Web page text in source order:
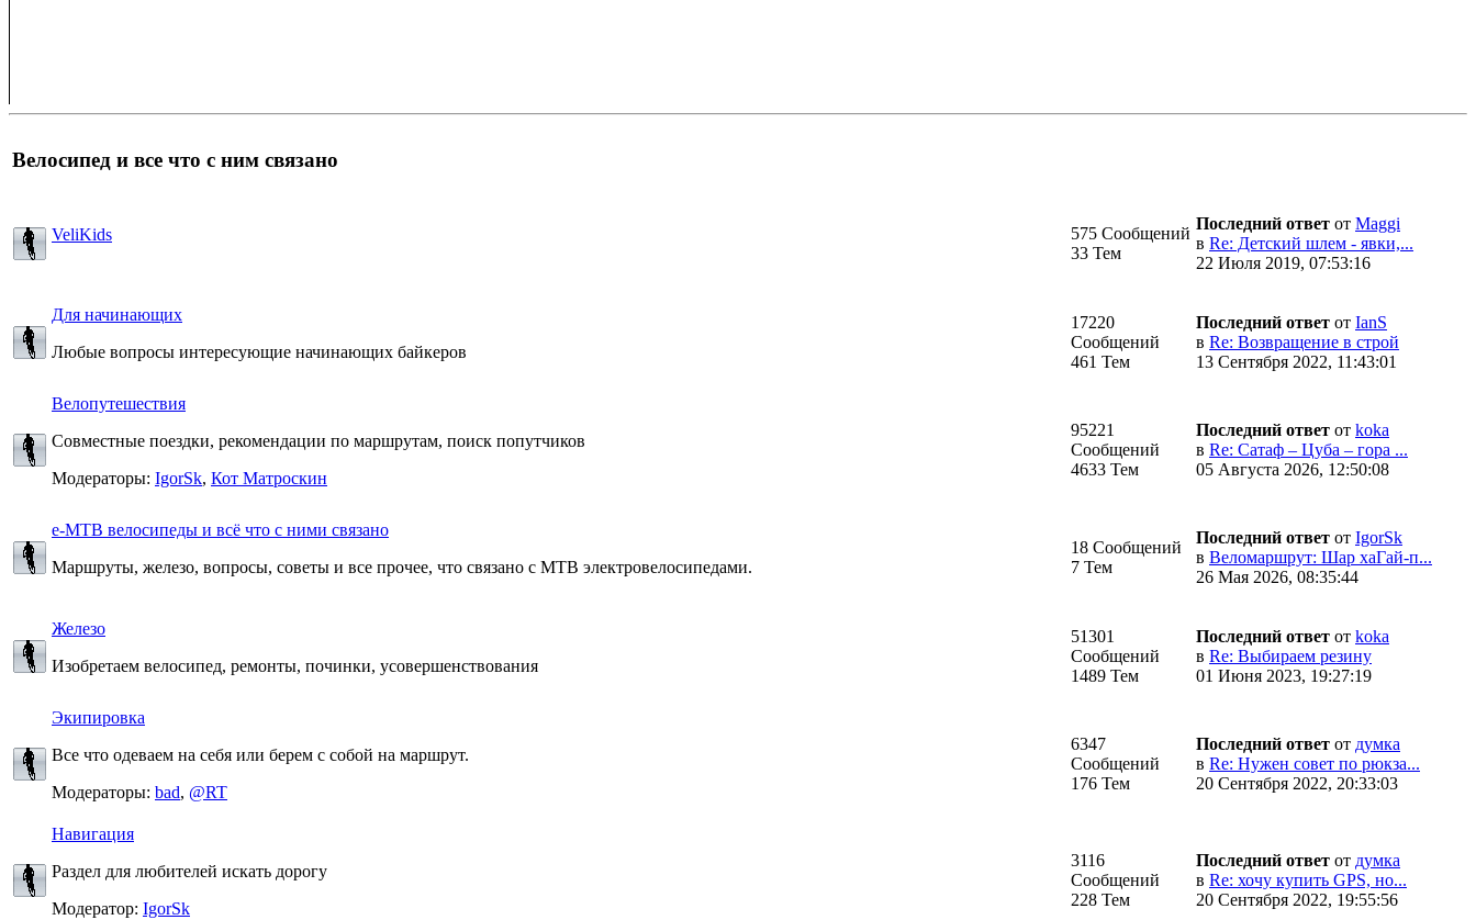
Велосипед и все что с ним связано
VeliKids
575 Сообщений
33 Тем
Последний ответ от Maggi
в Re: Детский шлем - явки,...
22 Июля 2019, 07:53:16
Для начинающих
Любые вопросы интересующие начинающих байкеров
17220
Сообщений
461 Тем
Последний ответ от IanS
в Re: Возвращение в строй
13 Сентября 2022, 11:43:01
Велопутешествия
Совместные поездки, рекомендации по маршрутам, поиск попутчиков
Модераторы: IgorSk, Кот Матроскин
95221
Сообщений
4633 Тем
Последний ответ от koka
в Re: Сатаф – Цуба – гора ...
05 Августа 2026, 12:50:08
e-MTB велосипеды и всё что с ними связано
Маршруты, железо, вопросы, советы и все прочее, что связано с MTB электровелосипедами.
18 Сообщений
7 Тем
Последний ответ от IgorSk
в Веломаршрут: Шар хаГай-п...
26 Мая 2026, 08:35:44
Железо
Изобретаем велосипед, ремонты, починки, усовершенствования
51301
Сообщений
1489 Тем
Последний ответ от koka
в Re: Выбираем резину
01 Июня 2023, 19:27:19
Экипировка
Все что одеваем на себя или берем с собой на маршрут.
Модераторы: bad, @RT
6347
Сообщений
176 Тем
Последний ответ от думка
в Re: Нужен совет по рюкза...
20 Сентября 2022, 20:33:03
Навигация
Раздел для любителей искать дорогу
Модератор: IgorSk
3116
Сообщений
228 Тем
Последний ответ от думка
в Re: хочу купить GPS, но...
20 Сентября 2022, 19:55:56